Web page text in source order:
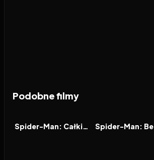
Podobne filmy
FILM Spider-Man: Całkiem nowy dzień FILM